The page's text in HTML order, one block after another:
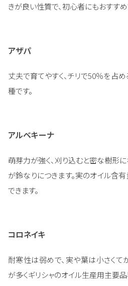
きが良い性質で、初心者にもおすすめ
アザパ
丈夫で育てやすく、チリで50％を占
種です。
アルベキーナ
萌芽力が強く、刈り込むと密な樹形に
が鈴なりにつきます。実のオイル含
できます。
コロネイキ
耐寒性は弱めで、実や葉は小さくて
が多くギリシャのオイル生産用主要品